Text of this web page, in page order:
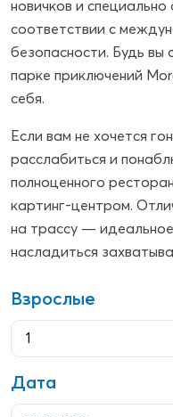
новичков и
соответствии с
безопасности. Будь вы
парке приключений
себя.
Если вам не хочется
расслабиться и
полноценного
картинг-центром.
на трассу —
насладиться
Взрослые
Дата